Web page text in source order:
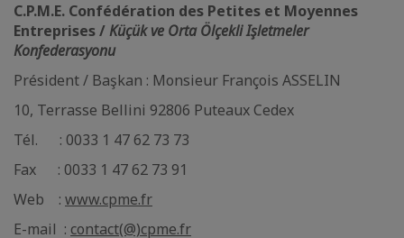
C.P.M.E. Confédération des Petites et Moyennes
Entreprises /Küçük ve Orta Ölçekli Işletmeler
Konfederasyonu
Président / Başkan : Monsieur François ASSELIN
10, Terrasse Bellini 92806 Puteaux Cedex
Tél. : 0033 1 47 62 73 73
Fax : 0033 1 47 62 73 91
Web : www.cpme.fr
E-mail : contact(@)cpme.fr